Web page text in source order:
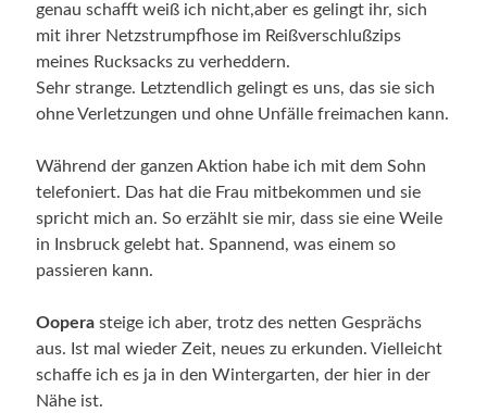
genau schafft weiß ich nicht,aber es gelingt ihr, sich
mit ihrer Netzstrumpfhose im Reißverschlußzips
meines Rucksacks zu verheddern.
Sehr strange. Letztendlich gelingt es uns, das sie sich
ohne Verletzungen und ohne Unfälle freimachen kann.
Während der ganzen Aktion habe ich mit dem Sohn
telefoniert. Das hat die Frau mitbekommen und sie
spricht mich an. So erzählt sie mir, dass sie eine Weile
in Insbruck gelebt hat. Spannend, was einem so
passieren kann.
Ooperasteige ich aber, trotz des netten Gesprächs
aus. Ist mal wieder Zeit, neues zu erkunden. Vielleicht
schaffe ich es ja in den Wintergarten, der hier in der
Nähe ist.